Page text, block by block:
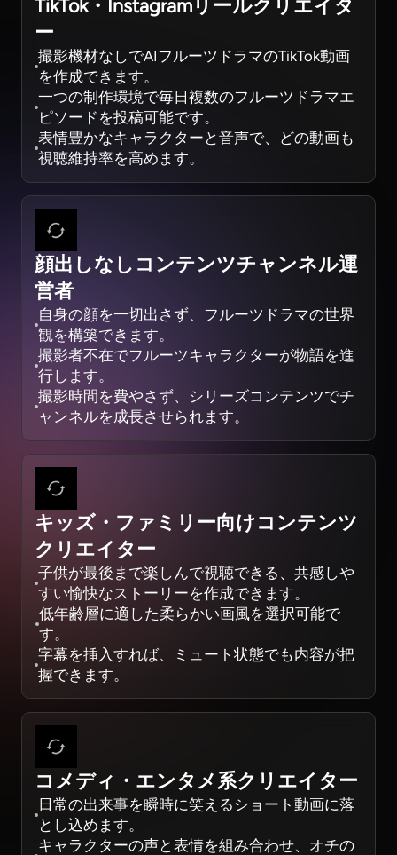
TikTok・Instagramリールクリエイタ
ー
撮影機材なしでAIフルーツドラマのTikTok動画
を作成できます。
一つの制作環境で毎日複数のフルーツドラマエ
ピソードを投稿可能です。
表情豊かなキャラクターと音声で、どの動画も
視聴維持率を高めます。
顔出しなしコンテンツチャンネル運
営者
自身の顔を一切出さず、フルーツドラマの世界
観を構築できます。
撮影者不在でフルーツキャラクターが物語を進
行します。
撮影時間を費やさず、シリーズコンテンツでチ
ャンネルを成長させられます。
キッズ・ファミリー向けコンテンツ
クリエイター
子供が最後まで楽しんで視聴できる、共感しや
すい愉快なストーリーを作成できます。
低年齢層に適した柔らかい画風を選択可能で
す。
字幕を挿入すれば、ミュート状態でも内容が把
握できます。
コメディ・エンタメ系クリエイター
日常の出来事を瞬時に笑えるショート動画に落
とし込めます。
キャラクターの声と表情を組み合わせ、オチの